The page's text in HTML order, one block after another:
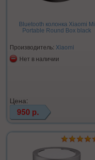
Bluetooth колонка Xiaomi Mi
Portable Round Box black
Производитель: Xiaomi
Нет в наличии
Цена:
950 р.